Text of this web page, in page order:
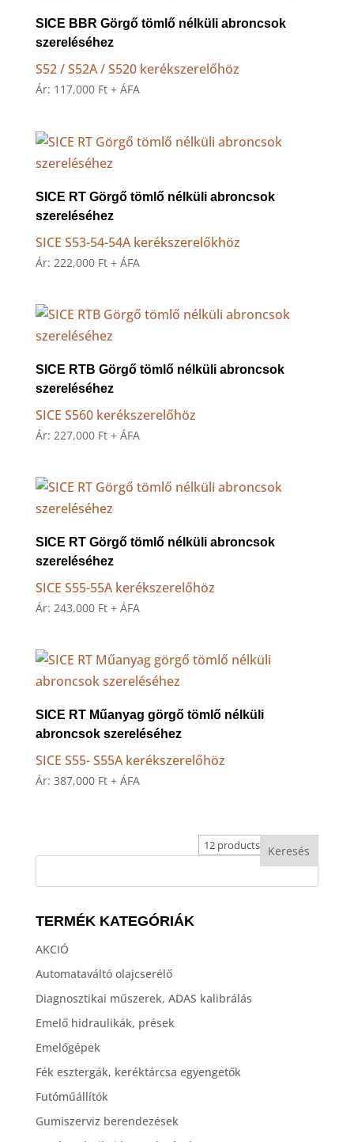
SICE BBR Görgő tömlő nélküli abroncsok
szereléséhez
S52 / S52A / S520 kerékszerelőhöz
Ár: 117,000 Ft + ÁFA
SICE RT Görgő tömlő nélküli abroncsok
szereléséhez
SICE S53-54-54A kerékszerelőkhöz
Ár: 222,000 Ft + ÁFA
SICE RTB Görgő tömlő nélküli abroncsok
szereléséhez
SICE S560 kerékszerelőhöz
Ár: 227,000 Ft + ÁFA
SICE RT Görgő tömlő nélküli abroncsok
szereléséhez
SICE S55-55A kerékszerelőhöz
Ár: 243,000 Ft + ÁFA
SICE RT Műanyag görgő tömlő nélküli
abroncsok szereléséhez
SICE S55- S55A kerékszerelőhöz
Ár: 387,000 Ft + ÁFA
TERMÉK KATEGÓRIÁK
AKCIÓ
Automataváltó olajcserélő
Diagnosztikai műszerek, ADAS kalibrálás
Emelő hidraulikák, prések
Emelőgépek
Fék esztergák, keréktárcsa egyengetők
Futóműállítók
Gumiszerviz berendezések